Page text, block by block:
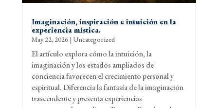
Imaginación, inspiración e intuición en la
experiencia mística.
May 22, 2026| Uncategorized
El artículo explora cómo la intuición, la
imaginación y los estados ampliados de
conciencia favorecen el crecimiento personal y
espiritual. Diferencia la fantasía de la imaginación
trascendente y presenta experiencias